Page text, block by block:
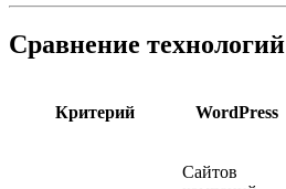
Сравнение технологий
Критерий WordPress
Сайтов